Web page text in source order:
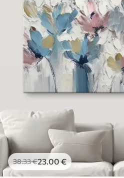
38.33€23.00€